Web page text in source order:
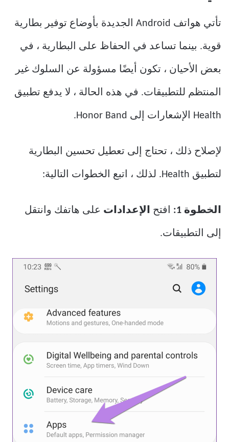
تأتي هواتف Android الجديدة بأوضاع توفير بطارية
قوية. بينما تساعد في الحفاظ على البطارية ، في
بعض الأحيان ، تكون أيضًا مسؤولة عن السلوك غير
المنتظم للتطبيقات. في هذه الحالة ، لا يدفع تطبيق
Health الإشعارات إلى Honor Band.
لإصلاح ذلك ، تحتاج إلى تعطيل تحسين البطارية
لتطبيق Health. لذلك ، اتبع الخطوات التالية:
الخطوة 1: افتح الإعدادات على هاتفك وانتقل
إلى التطبيقات.